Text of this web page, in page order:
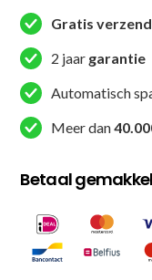
Gratis
2 jaar garantie
Automatisch
Meer dan
Betaal